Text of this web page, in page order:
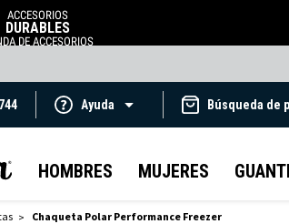
ACCESORIOS
DURABLES
DE ACCESORIOS
Ayuda Búsqueda de
HOMBRES MUJERES
Chaqueta Polar Performance Freezer